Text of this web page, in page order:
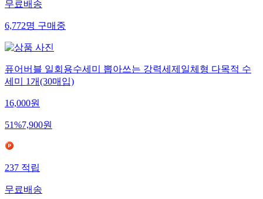
무료배송
6,772명구매중
퓨어버블 일회용수세미 뽑아쓰는 강력세제일체형 다목적 수
세미 1개(30매입)
16,000원
51%7,900원
237적립
무료배송